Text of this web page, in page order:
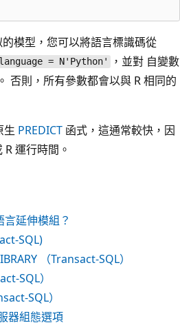
模型，您可以將語言標識碼從
= N'Python'
，並對 自變數
。 否則，所有參數都會以與 R 相同的
生 PREDICT 函式，這通常較快，因
運行時間。
延伸模組？
SQL)
（Transact-SQL）
SQL）
SQL）
器組態選項